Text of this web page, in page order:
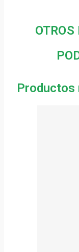
OTROS
Productos